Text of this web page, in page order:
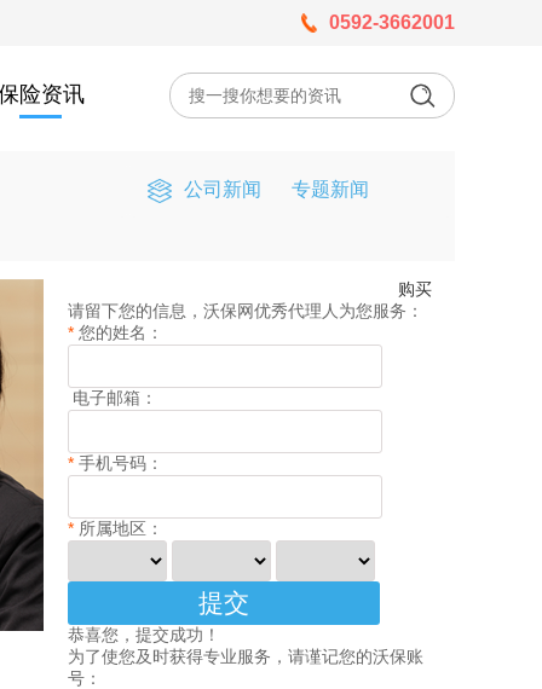
0592-3662001
险资讯
公司新闻 专题新闻
购买
请留下您的信息，沃保网优秀代理人为您服务：
*您的姓名：
电子邮箱：
*手机号码：
*所属地区：
恭喜您，提交成功！
为了使您及时获得专业服务，请谨记您的沃保账
号：